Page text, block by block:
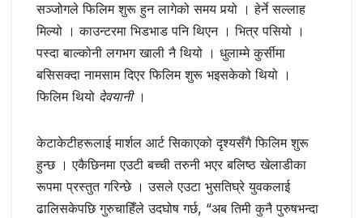
सञ्‍जोगले फिलिम शुरू हुन लागेको समय पर्‍यो । हेर्ने सल्लाह
मिल्यो । काउन्टरमा भिडभाड पनि थिएन । भित्र पसियो ।
पस्दा बाल्कोनी लगभग खाली नै थियो । धुलाम्मे कुर्सीमा
बसिसक्दा नामसाम दिएर फिलिम शुरू भइसकेको थियो ।
फिलिम थियो देवयानी।
केटाकेटीहरूलाई मार्शल आर्ट सिकाएको दृश्यसँगै फिलिम शुरू
हुन्छ । एकैछिनमा एउटी बच्ची तरुनी भएर बलिष्‍ठ खेलाडीका
रूपमा प्रस्तुत गरिन्छे । उसले एउटा भुसतिघ्रे युवकलाई
ढालिसकेपछि गुरुचाहिँले उदघोष गर्छ, “अब तिमी कुनै पुरुषभन्दा